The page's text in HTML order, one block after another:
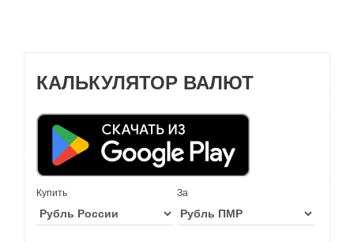
КАЛЬКУЛЯТОР ВАЛЮТ
Купить За